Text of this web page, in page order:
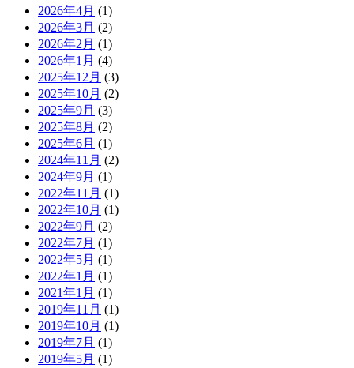
2026年4月 (1)
2026年3月 (2)
2026年2月 (1)
2026年1月 (4)
2025年12月 (3)
2025年10月 (2)
2025年9月 (3)
2025年8月 (2)
2025年6月 (1)
2024年11月 (2)
2024年9月 (1)
2022年11月 (1)
2022年10月 (1)
2022年9月 (2)
2022年7月 (1)
2022年5月 (1)
2022年1月 (1)
2021年1月 (1)
2019年11月 (1)
2019年10月 (1)
2019年7月 (1)
2019年5月 (1)